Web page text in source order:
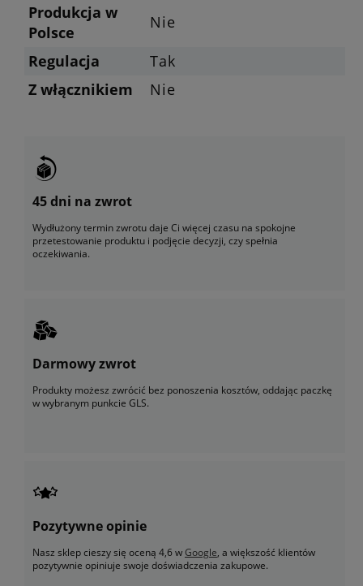
Produkcja w
Polsce
Nie
Regulacja
Tak
Z włącznikiem
Nie
45 dni na zwrot
Wydłużony termin zwrotu daje Ci więcej czasu na spokojne
przetestowanie produktu i podjęcie decyzji, czy spełnia
oczekiwania.
Darmowy zwrot
Produkty możesz zwrócić bez ponoszenia kosztów, oddając paczkę
w wybranym punkcie GLS.
Pozytywne opinie
Nasz sklep cieszy się oceną 4,6 wGoogle, a większość klientów
pozytywnie opiniuje swoje doświadczenia zakupowe.